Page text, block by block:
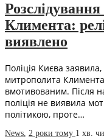
Климента:
виявлено
Поліція Києва
митрополита
вмотивованим. Після
поліція не виявила
політикою, проте…
News, 2 роки тому 1 хв.